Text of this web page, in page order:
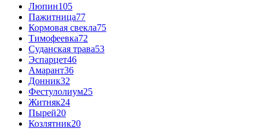
Люпин105
Пажитница77
Кормовая свекла75
Тимофеевка72
Суданская трава53
Эспарцет46
Амарант36
Донник32
Фестулолиум25
Житняк24
Пырей20
Козлятник20